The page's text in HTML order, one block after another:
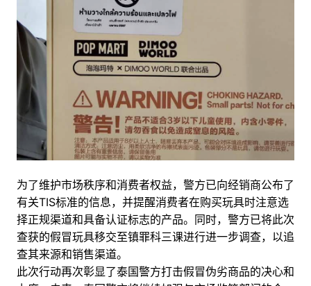
为了维护市场秩序和消费者权益，警方已向经销商公布了
有关TIS标准的信息，并提醒消费者在购买玩具时注意选
择正规渠道和具备认证标志的产品。同时，警方已将此次
查获的假冒玩具移交至镇罪科三课进行进一步调查，以追
查其来源和销售渠道。
此次行动再次彰显了泰国警方打击假冒伪劣商品的决心和